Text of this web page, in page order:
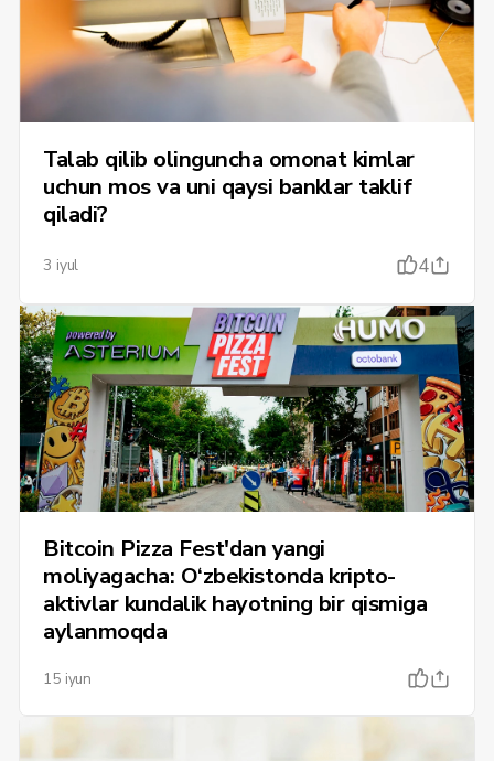
Talab qilib olinguncha omonat kimlar
uchun mos va uni qaysi banklar taklif
qiladi?
3 iyul 4
Bitcoin Pizza Fest'dan yangi
moliyagacha: O‘zbekistonda kripto-
aktivlar kundalik hayotning bir qismiga
aylanmoqda
15 iyun